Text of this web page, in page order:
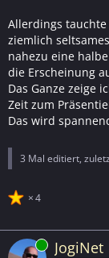
Allerdings tauchte
ziemlich
nahezu eine
die Erscheinung
Das Ganze zeige
Zeit zum
Das wird
3 Mal editiert,
4
Online JogiNet